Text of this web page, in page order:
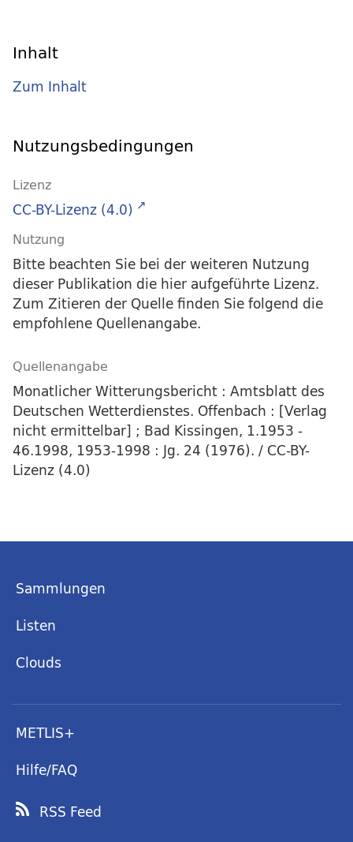
Inhalt
Zum Inhalt
Nutzungsbedingungen
Lizenz
CC-BY-Lizenz (4.0)
Nutzung
Bitte beachten Sie bei der weiteren Nutzung
dieser Publikation die hier aufgeführte Lizenz.
Zum Zitieren der Quelle finden Sie folgend die
empfohlene Quellenangabe.
Quellenangabe
Monatlicher Witterungsbericht : Amtsblatt des
Deutschen Wetterdienstes. Offenbach : [Verlag
nicht ermittelbar] ; Bad Kissingen, 1.1953 -
46.1998, 1953-1998 : Jg. 24 (1976). / CC-BY-
Lizenz (4.0)
Sammlungen
Listen
Clouds
METLIS+
Hilfe/FAQ
RSS Feed